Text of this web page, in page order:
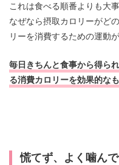
これは食べる順番よりも大
なぜなら摂取カロリーがど
リーを消費するための運動
毎日きちんと食事から得ら
る消費カロリーを効果的な
慌てず、よく噛ん